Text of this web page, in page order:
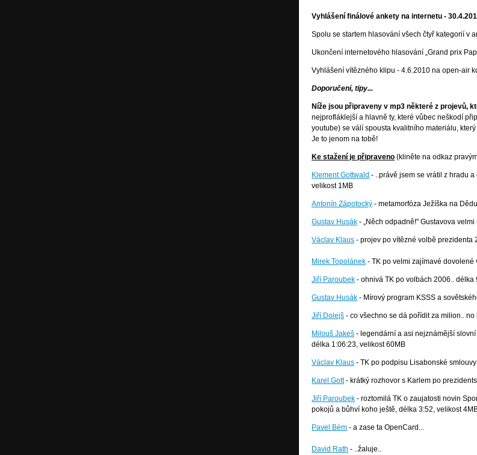
Vyhlášení finálové ankety na internetu -
Spolu se startem hlasování všech čtyř kategorií v
Ukončení internetového hlasování „Grand prix
Vyhlášení vítězného klipu - 4.6.2010 na open-air
Doporučení, tipy...
Níže jsou připraveny v mp3 některé z projevů,
nejprofláklejší a hlavně ty, které vůbec neškodí
youtube) se válí spousta kvalitního materiálu,
Je to jenom na tobě!
Ke stažení je připraveno (kliněte na odkaz
Klement Gottwald - ..právě jsem se vrátil z hradu
velikost 1MB
Antonín Zápotocký - metamorfóza Ježíška na
Gustav Husák - „Něch odpadně!" Gustavova
Václav Klaus - projev po vítězné volbě prezidenta
Mirek Topolánek - TK po velmi zajímavé dovolené
Jiří Paroubek - ohnivá TK po volbách 2006.. délka
Gustav Husák - Mírový program KSSS a
Jiří Dolejš - co všechno se dá pořídit za milion.. no
Milouš Jakeš - legendární a asi nejznámější
délka 1:06:23, velikost 60MB
Václav Klaus - TK po podpisu Lisabonské
Karel Gott- krátký rozhovor s Karlem po
Jiří Paroubek - roztomilá TK o zaujatosti novin
pokojů a bůhví koho ještě, délka 3:52, velikost
Pavel Bém - a zase ta OpenCard...
David Rath - ..žaluje..